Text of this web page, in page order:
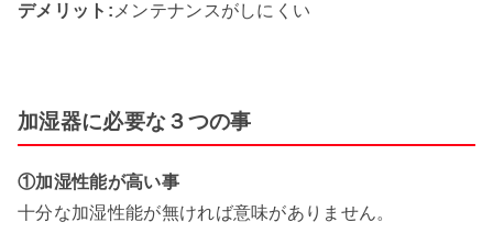
デメリット: メンテナンスがしにくい
加湿器に必要な３つの事
①加湿性能が高い事
十分な加湿性能が無ければ意味がありません。